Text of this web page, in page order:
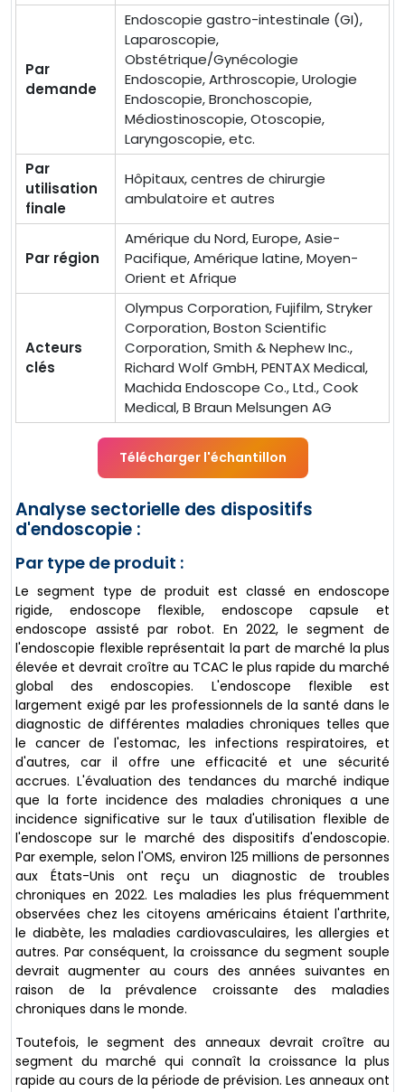
Par
demande
Endoscopie gastro-intestinale (GI),
Laparoscopie,
Obstétrique/Gynécologie
Endoscopie, Arthroscopie, Urologie
Endoscopie, Bronchoscopie,
Médiostinoscopie, Otoscopie,
Laryngoscopie, etc.
Par
utilisation
finale
Hôpitaux, centres de chirurgie
ambulatoire et autres
Par région
Amérique du Nord, Europe, Asie-
Pacifique, Amérique latine, Moyen-
Orient et Afrique
Acteurs
clés
Olympus Corporation, Fujifilm, Stryker
Corporation, Boston Scientific
Corporation, Smith & Nephew Inc.,
Richard Wolf GmbH, PENTAX Medical,
Machida Endoscope Co., Ltd., Cook
Medical, B Braun Melsungen AG
Télécharger l'échantillon
Analyse sectorielle des dispositifs
d'endoscopie :
Par type de produit :
Le segment type de produit est classé en endoscope
rigide, endoscope flexible, endoscope capsule et
endoscope assisté par robot. En 2022, le segment de
l'endoscopie flexible représentait la part de marché la plus
élevée et devrait croître au TCAC le plus rapide du marché
global des endoscopies. L'endoscope flexible est
largement exigé par les professionnels de la santé dans le
diagnostic de différentes maladies chroniques telles que
le cancer de l'estomac, les infections respiratoires, et
d'autres, car il offre une efficacité et une sécurité
accrues. L'évaluation des tendances du marché indique
que la forte incidence des maladies chroniques a une
incidence significative sur le taux d'utilisation flexible de
l'endoscope sur le marché des dispositifs d'endoscopie.
Par exemple, selon l'OMS, environ 125 millions de personnes
aux États-Unis ont reçu un diagnostic de troubles
chroniques en 2022. Les maladies les plus fréquemment
observées chez les citoyens américains étaient l'arthrite,
le diabète, les maladies cardiovasculaires, les allergies et
autres. Par conséquent, la croissance du segment souple
devrait augmenter au cours des années suivantes en
raison de la prévalence croissante des maladies
chroniques dans le monde.
Toutefois, le segment des anneaux devrait croître au
segment du marché qui connaît la croissance la plus
rapide au cours de la période de prévision. Les anneaux ont